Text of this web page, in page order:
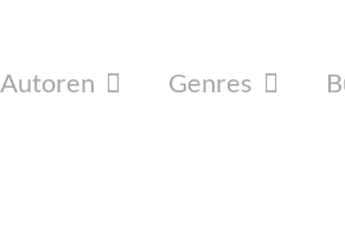
Autoren Genres